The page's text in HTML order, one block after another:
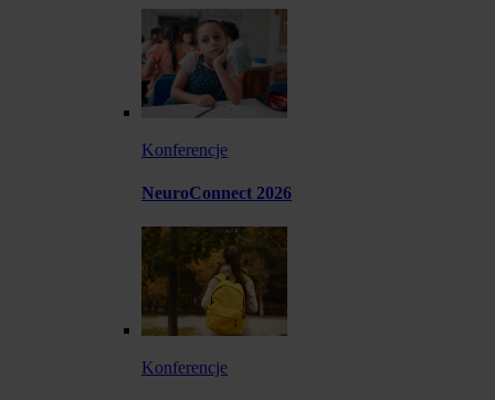
Konferencje
NeuroConnect 2026
Konferencje